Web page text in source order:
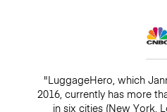
"LuggageHero, which
2016, currently has more
in six cities (New York,